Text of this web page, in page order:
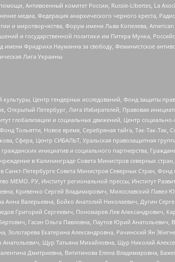
Антивоенный комитет России, Russie-Libertes, La
медиа, Федерация анархического черного креста,
и миротворчества, Форум имени Льва Копелева,
и государственной политики им Питера Мунка,
Фридриха Науманна за свободу, Феминистское
Лига Украины
Центр гендерных исследований, Фонд защиты
Петербург, Лига Избирателей, Правовая
глобализации и социальных движений, Центр
Новое время, Серебряная тайга, Так-Так-Так,
Сфера, Центр СИБАЛЬТ, Уральская правозащитная
инициатив и социального партнерства,
в Калининграде Совета Министров северных
Петербурге Совета Министров Северных Стран,
МЕМО. РУ, Институт региональной прессы, Институт
Кривенко Сергей Владимирович, Милославский
Анна Валерьевна, Бойко Анатолий Николаевич, Дугин
Григорий Сергеевич, Пономарев Лев Александрович,
Гасан Ольга Павловна, Паутов Юрий
Екатерина Александровна, Рачинский Ян
Щур Татьяна Михайловна, Щур Николай
Дмитриевна, Вититинова Елена Владимировна,